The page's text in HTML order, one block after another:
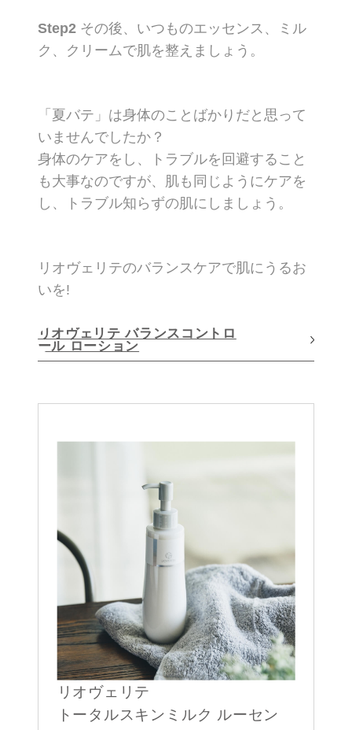
Step2その後、いつものエッセンス、ミル
ク、クリームで肌を整えましょう。
「夏バテ」は身体のことばかりだと思って
いませんでしたか？
身体のケアをし、トラブルを回避すること
も大事なのですが、肌も同じようにケアを
し、トラブル知らずの肌にしましょう。
リオヴェリテのバランスケアで肌にうるお
いを!
リオヴェリテ バランスコントロ
ール ローション
リオヴェリテ
トータルスキンミルク ルーセン